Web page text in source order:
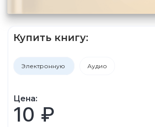
Купить книгу:
Электронную Аудио
Цена:
10 ₽